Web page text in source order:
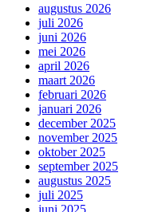
augustus 2026
juli 2026
juni 2026
mei 2026
april 2026
maart 2026
februari 2026
januari 2026
december 2025
november 2025
oktober 2025
september 2025
augustus 2025
juli 2025
juni 2025